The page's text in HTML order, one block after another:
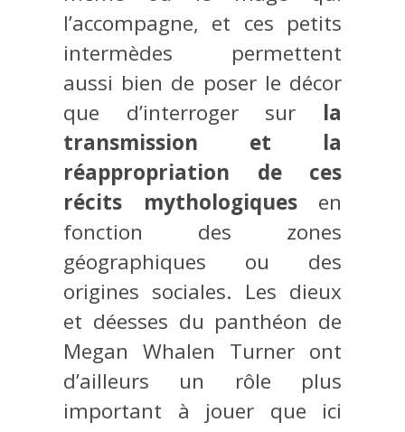
l’accompagne, et ces petits
intermèdes permettent
aussi bien de poser le décor
que d’interroger sur la
transmission et la
réappropriation de ces
récits mythologiquesen
fonction des zones
géographiques ou des
origines sociales. Les dieux
et déesses du panthéon de
Megan Whalen Turner ont
d’ailleurs un rôle plus
important à jouer que ici